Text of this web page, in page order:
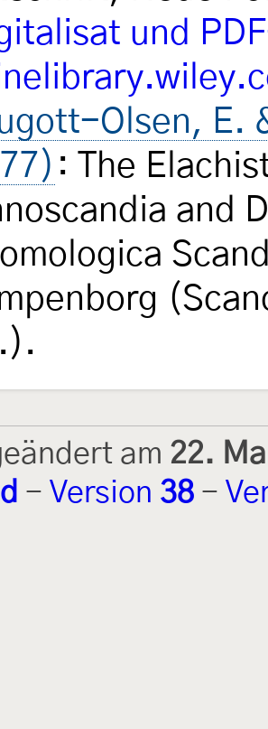
und
Olsen, E.
: The
and
am 22.
- Version 38 -